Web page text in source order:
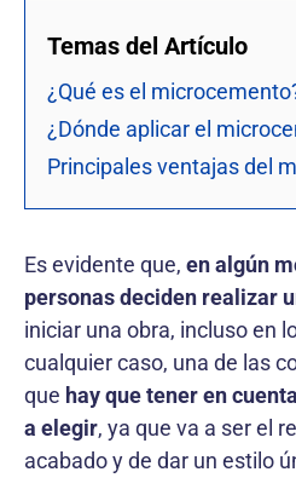
Temas del Artículo
¿Qué es el
¿Dónde aplicar el
Principales ventajas del
Es evidente que, en algún
personas deciden realizar
iniciar una obra, incluso en
cualquier caso, una de las
que hay que tener en
a elegir, ya que va a ser el
acabado y de dar un estilo